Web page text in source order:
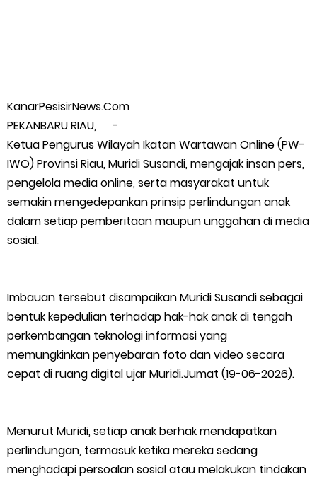
Sinergitas dengan Insan Pers, Komunitas dan Mahasiswa
PLN Selat Panjang Minta Maaf, Janji Datangkan Mesin Sewa
Atasi Pemadaman di Merbau.
Warga Kecamatan Merbau dan Kecamatan Putri Puyu Tuntut
FPMP.TB Bersama OPP Teluk Belitung, Dan Perwakilan
Masyarakat Desa Se- Kecamatan Merbau Datangi PLTG
Melibur
Bahas Stabilitas Wilayah dan Pembangunan Meranti
44 Tim Berlaga di Banglas Barat Cup II, Pemkab Meranti
KanarPesisirNews.Com
PEKANBARU RIAU, -
Ketua Pengurus Wilayah Ikatan Wartawan Online (PW-
IWO) Provinsi Riau, Muridi Susandi, mengajak insan pers,
pengelola media online, serta masyarakat untuk
semakin mengedepankan prinsip perlindungan anak
dalam setiap pemberitaan maupun unggahan di media
sosial.
Imbauan tersebut disampaikan Muridi Susandi sebagai
bentuk kepedulian terhadap hak-hak anak di tengah
perkembangan teknologi informasi yang
memungkinkan penyebaran foto dan video secara
cepat di ruang digital ujar Muridi.Jumat (19-06-2026).
Menurut Muridi, setiap anak berhak mendapatkan
perlindungan, termasuk ketika mereka sedang
menghadapi persoalan sosial atau melakukan tindakan